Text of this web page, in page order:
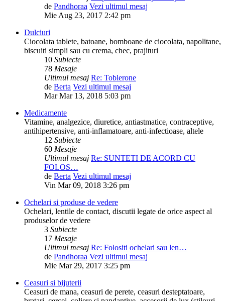
de Pandhoraa Vezi ultimul mesaj
Mie Aug 23, 2017 2:42 pm
Dulciuri
Ciocolata tablete, batoane, bomboane de ciocolata, napolitane,
biscuiti simpli sau cu crema, chec, prajituri
10 Subiecte
78 Mesaje
Ultimul mesaj Re: Toblerone
de Berta Vezi ultimul mesaj
Mar Mar 13, 2018 5:03 pm
Medicamente
Vitamine, analgezice, diuretice, antiastmatice, contraceptive,
antihipertensive, anti-inflamatoare, anti-infectioase, altele
12 Subiecte
60 Mesaje
Ultimul mesaj Re: SUNTETI DE ACORD CU
FOLOS…
de Berta Vezi ultimul mesaj
Vin Mar 09, 2018 3:26 pm
Ochelari si produse de vedere
Ochelari, lentile de contact, discutii legate de orice aspect al
produselor de vedere
3 Subiecte
17 Mesaje
Ultimul mesaj Re: Folositi ochelari sau len…
de Pandhoraa Vezi ultimul mesaj
Mie Mar 29, 2017 3:25 pm
Ceasuri si bijuterii
Ceasuri de mana, ceasuri de perete, ceasuri desteptatoare,